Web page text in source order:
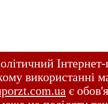
використанні
є